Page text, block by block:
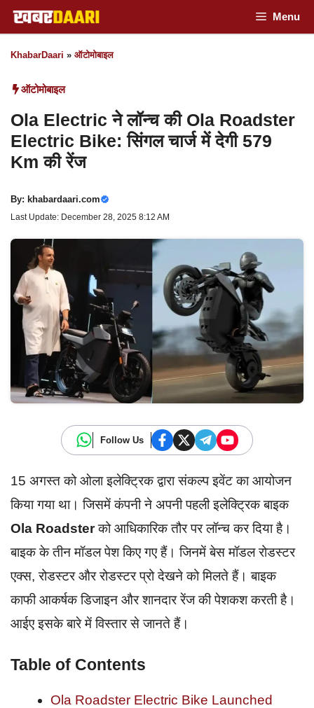
Skip
to
content
Menu
KhabarDaari » ऑटोमोबाइल
ऑटोमोबाइल
Ola Electric ने लॉन्च की Ola Roadster
Electric Bike: सिंगल चार्ज में देगी 579
Km की रेंज
By: khabardaari.com
Last Update: December 28, 2025 8:12 AM
Follow Us
15 अगस्त को ओला इलेक्ट्रिक द्वारा संकल्प इवेंट का आयोजन
किया गया था। जिसमें कंपनी ने अपनी पहली इलेक्ट्रिक बाइक
Ola Roadsterको आधिकारिक तौर पर लॉन्च कर दिया है।
बाइक के तीन मॉडल पेश किए गए हैं। जिनमें बेस मॉडल रोडस्टर
एक्स, रोडस्टर और रोडस्टर प्रो देखने को मिलते हैं। बाइक
काफी आकर्षक डिजाइन और शानदार रेंज की पेशकश करती है।
आईए इसके बारे में विस्तार से जानते हैं।
Table of Contents
Ola Roadster Electric Bike Launched